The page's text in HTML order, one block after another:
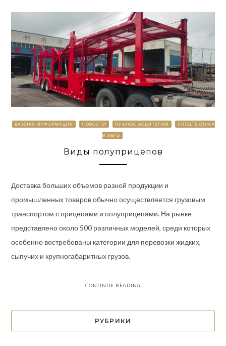
ВАЖНАЯ ИНФОРМАЦИЯ НОВОСТИ НУЖНОЕ ВОДИТЕЛЯМ СПЕЦТЕХНИКА
И АВТО
Виды полуприцепов
Доставка больших объемов разной продукции и
промышленных товаров обычно осуществляется грузовым
транспортом с прицепами и полуприцепами. На рынке
представлено около 500 различных моделей, среди которых
особенно востребованы категории для перевозки жидких,
сыпучих и крупногабаритных грузов.
CONTINUE READING
РУБРИКИ